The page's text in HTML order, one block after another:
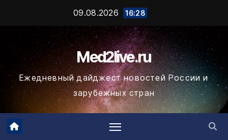
содержимому
09.08.2026 16:28
Med2live.ru
Ежедневный дайджест новостей России и
зарубежных стран